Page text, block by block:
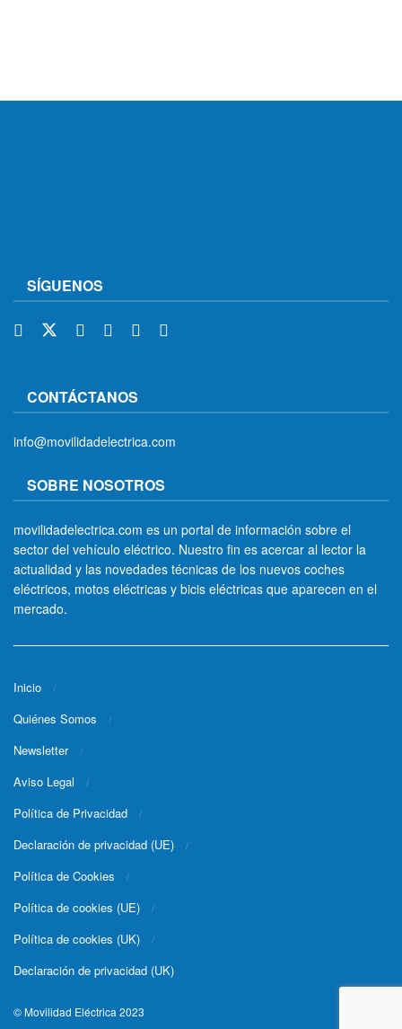
SÍGUENOS
CONTÁCTANOS
info@movilidadelectrica.com
SOBRE NOSOTROS
movilidadelectrica.com es un portal de información sobre el
sector del vehículo eléctrico. Nuestro fin es acercar al lector la
actualidad y las novedades técnicas de los nuevos coches
eléctricos, motos eléctricas y bicis eléctricas que aparecen en el
mercado.
Inicio
Quiénes Somos
Newsletter
Aviso Legal
Política de Privacidad
Declaración de privacidad (UE)
Política de Cookies
Política de cookies (UE)
Política de cookies (UK)
Declaración de privacidad (UK)
© Movilidad Eléctrica 2023